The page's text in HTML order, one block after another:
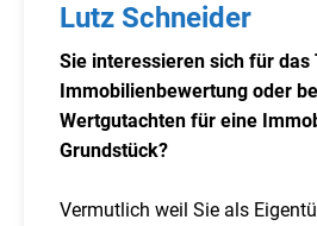
Lutz Schneider
Sie interessieren sich für das
Immobilienbewertung oder
Wertgutachten für eine
Grundstück?
Vermutlich weil Sie als